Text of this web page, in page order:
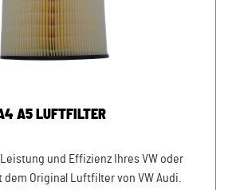
die 17-stellige
VW: WVWZZZ... Audi: WAUZZZ...)
Wir prüfen vorab, ob der
Fahrzeug passt.
A5 LUFTFILTER
und Effizienz Ihres VW oder
Original Luftfilter von VW Audi.